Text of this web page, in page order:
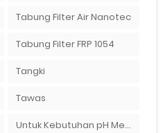
Tabung Filter Air Nanotec
Tabung Filter FRP 1054
Tangki
Tawas
Untuk Kebutuhan pH Meter Murah Hanya Di Ady Water